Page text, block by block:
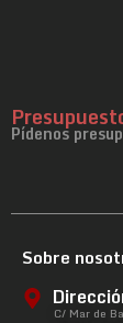
Pídenos
Sobre
C/ Mar de